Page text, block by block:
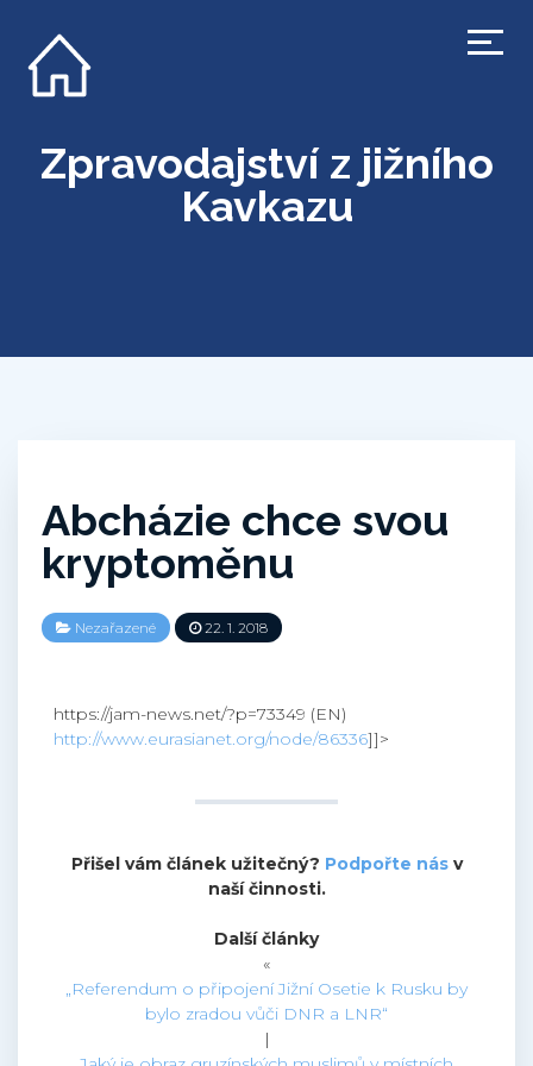
Zpravodajství z jižního
Kavkazu
Abcházie chce svou
kryptoměnu
Nezařazené 22. 1. 2018
https://jam-news.net/?p=73349 (EN)
http://www.eurasianet.org/node/86336]]>
Přišel vám článek užitečný? Podpořte násv
naší činnosti.
Další články
«
„Referendum o připojení Jižní Osetie k Rusku by
bylo zradou vůči DNR a LNR“
|